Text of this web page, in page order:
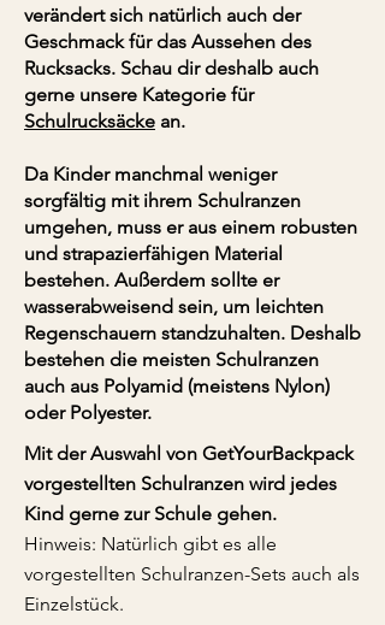
verändert sich natürlich auch der
Geschmack für das Aussehen des
Rucksacks. Schau dir deshalb auch
gerne unsere Kategorie für
Schulrucksäcke an.
Da Kinder manchmal weniger
sorgfältig mit ihrem Schulranzen
umgehen, muss er aus einem robusten
und strapazierfähigen Material
bestehen. Außerdem sollte er
wasserabweisend sein, um leichten
Regenschauern standzuhalten. Deshalb
bestehen die meisten Schulranzen
auch aus Polyamid (meistens Nylon)
oder Polyester.
Mit der Auswahl von GetYourBackpack
vorgestellten Schulranzen wird jedes
Kind gerne zur Schule gehen.
Hinweis: Natürlich gibt es alle
vorgestellten Schulranzen-Sets auch als
Einzelstück.